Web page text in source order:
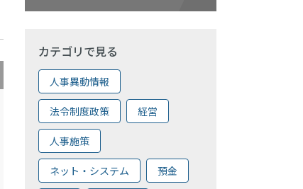
カテゴリで見る
人事異動情報
法令制度政策 経営
人事施策
ネット・システム 預金